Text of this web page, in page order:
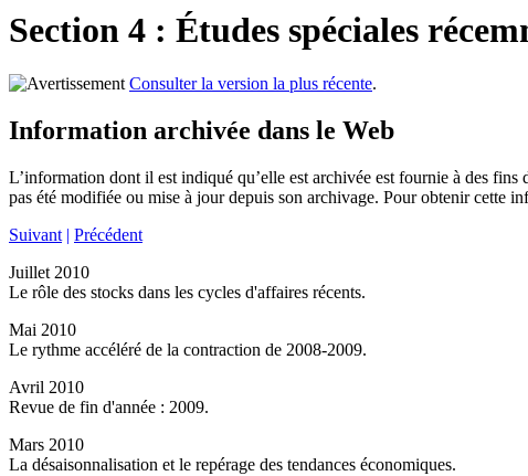
Section 4 : Études spéciales
Consulter la version la plus récente.
Information archivée dans le Web
L’information dont il est indiqué qu’elle est archivée est fournie à des fins
pas été modifiée ou mise à jour depuis son archivage. Pour obtenir cette
Suivant | Précédent
Juillet 2010
Le rôle des stocks dans les cycles d'affaires récents.
Mai 2010
Le rythme accéléré de la contraction de 2008-2009.
Avril 2010
Revue de fin d'année : 2009.
Mars 2010
La désaisonnalisation et le repérage des tendances économiques.